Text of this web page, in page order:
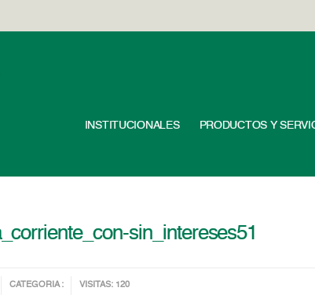
INSTITUCIONALES PRODUCTOS Y
sin_intereses51
CATEGORIA : VISITAS: 120